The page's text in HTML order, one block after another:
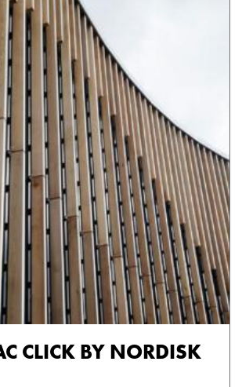
CLICK BY NORDISK